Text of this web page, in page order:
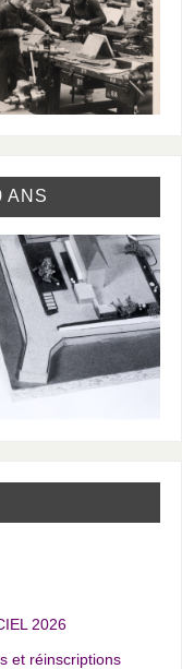
ANS
2026
et réinscriptions